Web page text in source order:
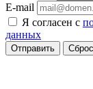
E-mail
Я согласен с
данных